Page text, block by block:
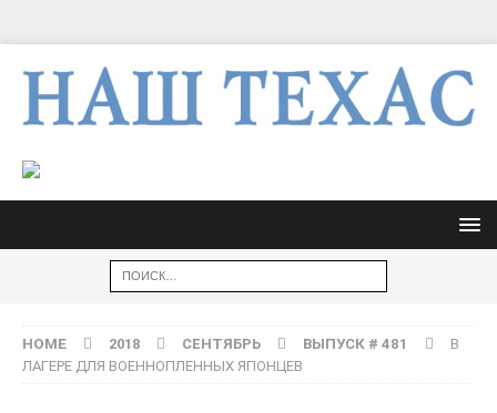
HOME 2018 СЕНТЯБРЬ ВЫПУСК # 481
В
ЛАГЕРЕ ДЛЯ ВОЕННОПЛЕННЫХ ЯПОНЦЕВ